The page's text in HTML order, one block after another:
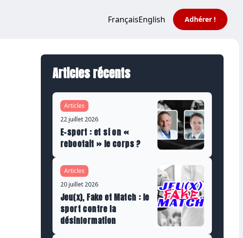
FrançaisEnglish Adhérer !
Articles récents
Articles
22 juillet 2026
E-sport : et si on «
rebootait » le corps ?
Articles
20 juillet 2026
Jeu(x), Fake et Match : le
sport contre la
désinformation